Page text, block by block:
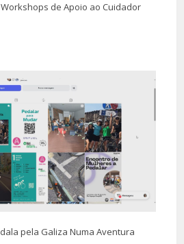
de Apoio ao Cuidador
pela Galiza Numa Aventura